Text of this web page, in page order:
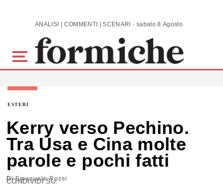
Skip to main content ANALISI | COMMENTI | SCENARI - sabato 8 Agosto 2026
ESTERI
Kerry verso Pechino.
Tra Usa e Cina molte
parole e pochi fatti
DiEmanuele Rossi
CONDIVIDI SU: